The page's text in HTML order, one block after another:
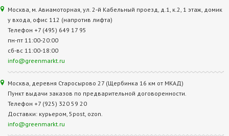
Москва, м. Авиамоторная, ул. 2‑й Кабельный проезд, д.1, к.2, 1 этаж, домик
у входа, офис 112 (напротив лифта)
Телефон +7 (495) 649 17 95
пн-пт 11:00-20:00
сб-вс 11:00-18:00
info@greenmarkt.ru
Москва, деревня Старосырово 27 (Щербинка 16 км от МКАД)
Пункт выдачи заказов по предварительной договоренности.
Телефон +7 (925) 320 59 20
Доставки: курьером, 5post, ozon.
info@greenmarkt.ru